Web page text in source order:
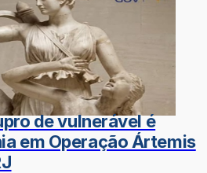
de vulnerável é
em Operação Ártemis